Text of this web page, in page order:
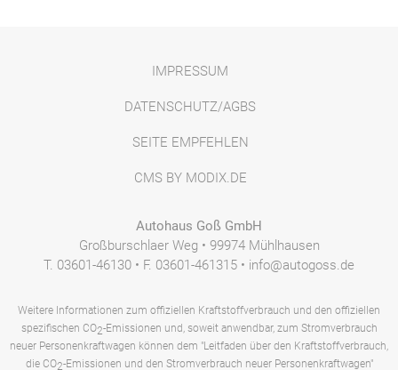
IMPRESSUM
DATENSCHUTZ/AGBS
SEITE EMPFEHLEN
CMS BY MODIX.DE
Autohaus Goß GmbH
Großburschlaer Weg • 99974 Mühlhausen
T. 03601-46130 • F. 03601-461315 • info@autogoss.de
Weitere Informationen zum offiziellen Kraftstoffverbrauch und den offiziellen
spezifischen CO2-Emissionen und, soweit anwendbar, zum Stromverbrauch
neuer Personenkraftwagen können dem "Leitfaden über den Kraftstoffverbrauch,
die CO2-Emissionen und den Stromverbrauch neuer Personenkraftwagen"